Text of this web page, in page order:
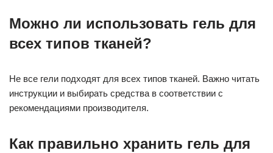
Можно ли использовать гель для
всех типов тканей?
Не все гели подходят для всех типов тканей. Важно читать
инструкции и выбирать средства в соответствии с
рекомендациями производителя.
Как правильно хранить гель для